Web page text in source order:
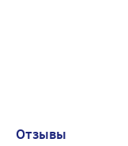
Отзывы